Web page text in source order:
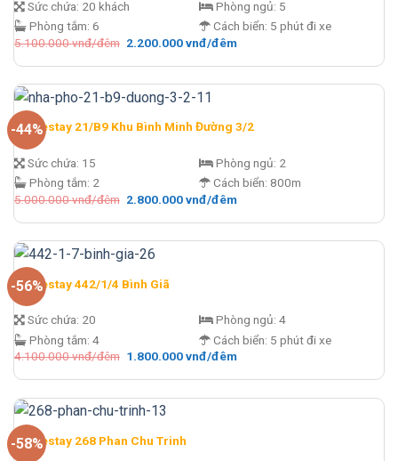
Sức chứa: 20 khách
Phòng tắm: 6
Phòng ngủ: 5
Cách biển: 5 phút đi xe
5.100.000vnđ/đêm Giá
là:
đêm.
2.200.000vnđ/đêmGiá
tại
2.200.000 vnđ/
-44%
Homestay 21/B9 Khu Bình Minh Đường 3/2
Sức chứa: 15
Phòng tắm: 2
Phòng ngủ: 2
Cách biển: 800m
5.000.000vnđ/đêm Giá
là:
đêm.
2.800.000vnđ/đêmGiá
tại
2.800.000 vnđ/
-56%
Homestay 442/1/4 Bình Giã
Sức chứa: 20
Phòng tắm: 4
Phòng ngủ: 4
Cách biển: 5 phút đi xe
4.100.000vnđ/đêm Giá
là:
đêm.
1.800.000vnđ/đêmGiá
tại
1.800.000 vnđ/
-58%
Homestay 268 Phan Chu Trinh